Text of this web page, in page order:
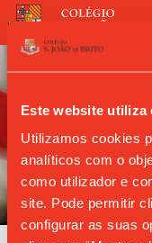
Este website utiliza
Utilizamos cookies
analíticos com o
como utilizador e
site. Pode permitir
configurar as suas
ANO